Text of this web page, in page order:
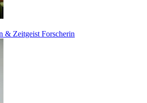
& Zeitgeist Forscherin